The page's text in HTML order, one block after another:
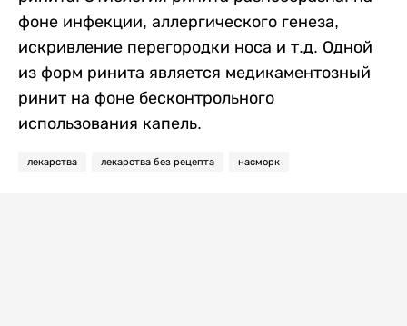
фоне инфекции, аллергического генеза,
искривление перегородки носа и т.д. Одной
из форм ринита является медикаментозный
ринит на фоне бесконтрольного
использования капель.
лекарства лекарства без рецепта насморк